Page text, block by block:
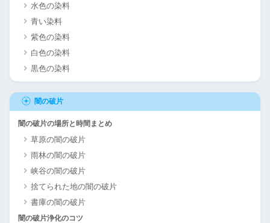
水色の染料
青い染料
紫色の染料
白色の染料
黒色の染料
闇の破片
闇の破片の場所と時間まとめ
草原の闇の破片
雨林の闇の破片
峡谷の闇の破片
捨てられた地の闇の破片
書庫の闇の破片
闇の破片浄化のコツ